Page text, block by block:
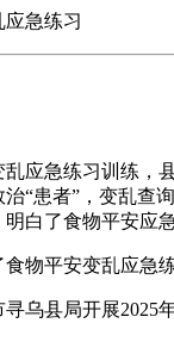
应急练习
急练习训练，县
“患者”，变乱
白了食物平安应
平安变乱应急练
县局开展2025年